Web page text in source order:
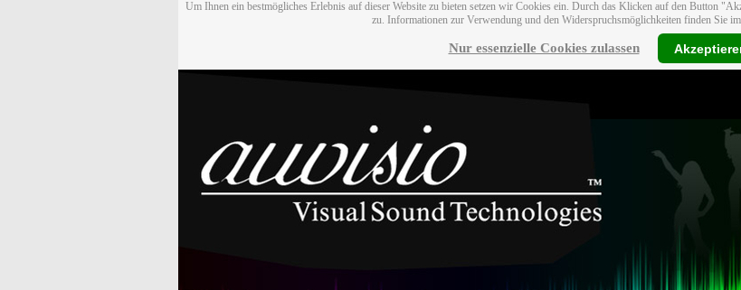
Um Ihnen ein bestmögliches Erlebnis auf dieser Website zu bieten setzen wir Cookies ein. Durch das Klicken auf den Button
zu. Informationen zur Verwendung und den Widerspruchsmöglichkeiten finden Sie
Nur essenzielle Cookies zulassen